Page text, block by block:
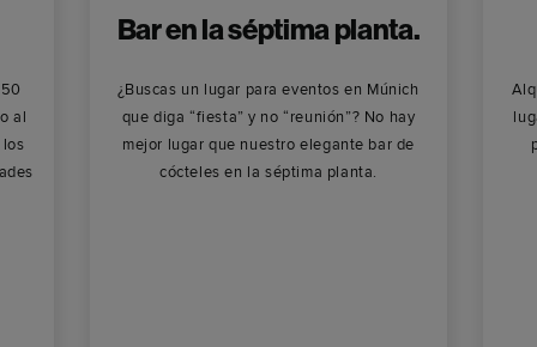
al
Bar en la séptima planta.
¿Buscas un lugar para eventos en Múnich
que diga “fiesta” y no “reunión”? No hay
mejor lugar que nuestro elegante bar de
cócteles en la séptima planta.